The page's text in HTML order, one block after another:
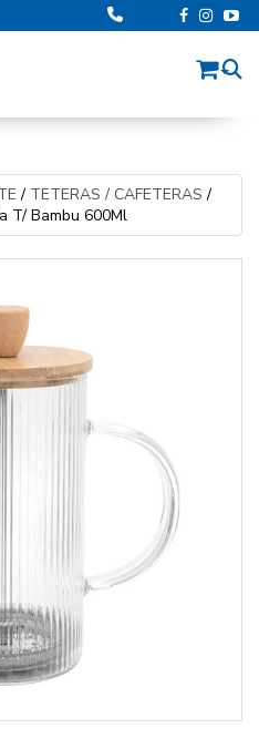
/ TETERAS / CAFETERAS /
T/ Bambu 600Ml